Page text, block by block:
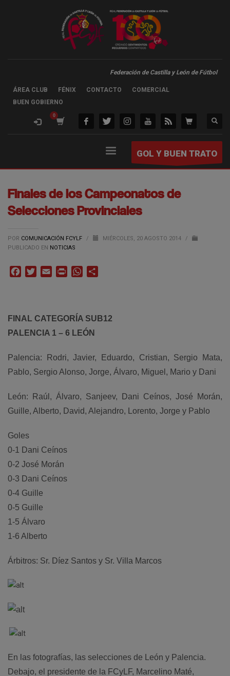
Federación de Castilla y León de Fútbol
ÁREA CLUB FÉNIX CONTACTO
COMERCIAL
BUEN GOBIERNO
GOL Y BUEN TRATO
Finales de los Campeonatos de
Selecciones Provinciales
POR COMUNICACIÓN FCYLF / MIÉRCOLES, 20 AGOSTO 2014
/
PUBLICADO EN NOTICIAS
FacebookTwitterEmail Print WhatsApp
FINAL CATEGORÍA SUB12
PALENCIA 1 – 6 LEÓN
Palencia: Rodri, Javier, Eduardo, Cristian, Sergio Mata,
Pablo, Sergio Alonso, Jorge, Álvaro, Miguel, Mario y Dani
León: Raúl, Álvaro, Sanjeev, Dani Ceínos, José Morán,
Guille, Alberto, David, Alejandro, Lorento, Jorge y Pablo
Goles
0-1 Dani Ceínos
0-2 José Morán
0-3 Dani Ceínos
0-4 Guille
0-5 Guille
1-5 Álvaro
1-6 Alberto
Árbitros: Sr. Díez Santos y Sr. Villa Marcos
En las fotografías, las selecciones de León y Palencia.
Debajo, el presidente de la FCyLF, Marcelino Maté,